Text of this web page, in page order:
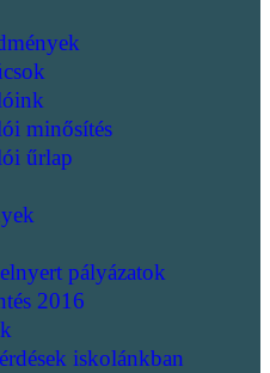
minősítés
űrlap
pályázatok
2016
iskolánkban